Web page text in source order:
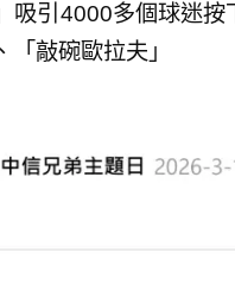
吸引4000多個球迷
敲碗歐拉夫」